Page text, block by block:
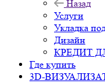
Назад
Услуги
Укладка
Дизайн
КРЕДИТ
Где купить
3D-